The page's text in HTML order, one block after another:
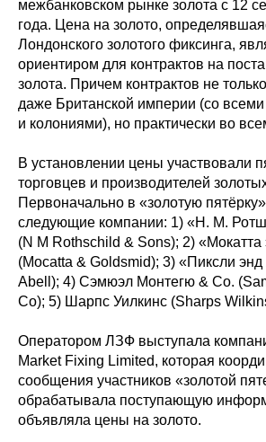
межбанковском рынке золота с 12
года. Цена на золото,
Лондонского золотого фиксинга,
ориентиром для контрактов на
золота. Причем контрактов не
даже Британской империи (со
и колониями), но практически во
В установлении цены участвовали
торговцев и производителей
Первоначально в «золотую
следующие компании: 1) «Н. М.
(N M Rothschild & Sons); 2) «Мокатта
(Mocatta & Goldsmid); 3) «Пиксли
Abell); 4) Сэмюэл Монтегю & Со.
Co); 5) Шарпс Уилкинс (Sharps
Оператором ЛЗФ выступала
Market Fixing Limited, которая
сообщения участников «золотой
обрабатывала поступающую
объявляла цены на золото.